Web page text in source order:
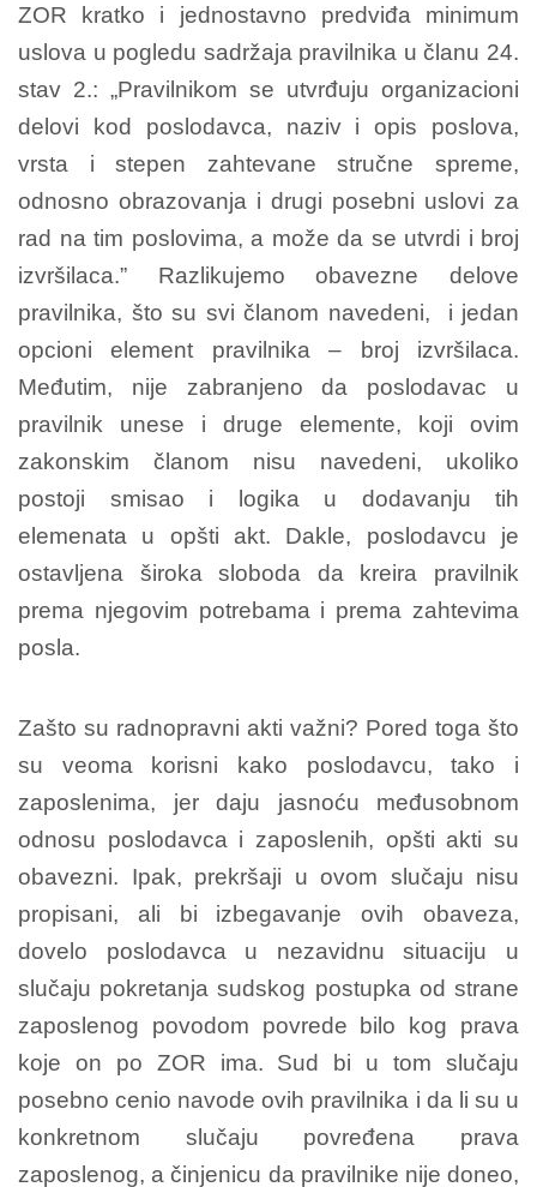
ZOR kratko i jednostavno predviđa minimum
uslova u pogledu sadržaja pravilnika u članu 24.
stav 2.: „Pravilnikom se utvrđuju organizacioni
delovi kod poslodavca, naziv i opis poslova,
vrsta i stepen zahtevane stručne spreme,
odnosno obrazovanja i drugi posebni uslovi za
rad na tim poslovima, a može da se utvrdi i broj
izvršilaca.” Razlikujemo obavezne delove
pravilnika, što su svi članom navedeni, i jedan
opcioni element pravilnika – broj izvršilaca.
Međutim, nije zabranjeno da poslodavac u
pravilnik unese i druge elemente, koji ovim
zakonskim članom nisu navedeni, ukoliko
postoji smisao i logika u dodavanju tih
elemenata u opšti akt. Dakle, poslodavcu je
ostavljena široka sloboda da kreira pravilnik
prema njegovim potrebama i prema zahtevima
posla.
Zašto su radnopravni akti važni? Pored toga što
su veoma korisni kako poslodavcu, tako i
zaposlenima, jer daju jasnoću međusobnom
odnosu poslodavca i zaposlenih, opšti akti su
obavezni. Ipak, prekršaji u ovom slučaju nisu
propisani, ali bi izbegavanje ovih obaveza,
dovelo poslodavca u nezavidnu situaciju u
slučaju pokretanja sudskog postupka od strane
zaposlenog povodom povrede bilo kog prava
koje on po ZOR ima. Sud bi u tom slučaju
posebno cenio navode ovih pravilnika i da li su u
konkretnom slučaju povređena prava
zaposlenog, a činjenicu da pravilnike nije doneo,